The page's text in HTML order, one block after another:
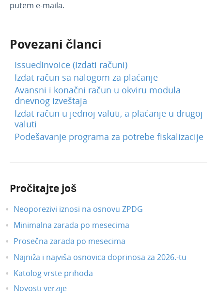
putem e-maila.
Povezani članci
IssuedInvoice (Izdati računi)
Izdat račun sa nalogom za plaćanje
Avansni i konačni račun u okviru modula
dnevnog izveštaja
Izdat račun u jednoj valuti, a plaćanje u drugoj
valuti
Podešavanje programa za potrebe fiskalizacije
Pročitajte još
Neoporezivi iznosi na osnovu ZPDG
Minimalna zarada po mesecima
Prosečna zarada po mesecima
Najniža i najviša osnovica doprinosa za 2026.-tu
Katolog vrste prihoda
Novosti verzije